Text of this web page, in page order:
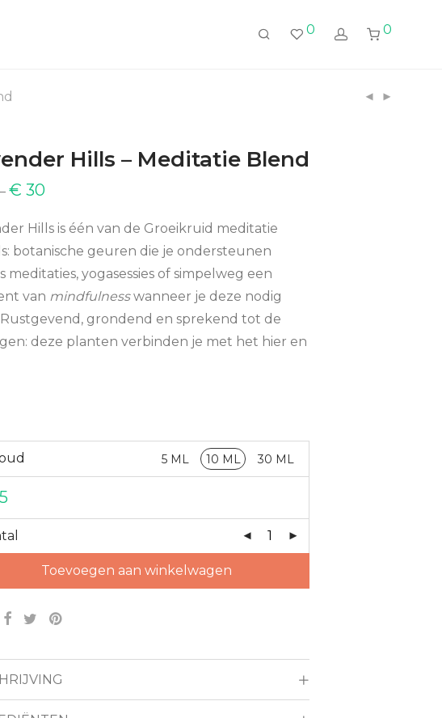
0 0
Hills – Meditatie Blend
– € 30
Hills is één van de Groeikruid meditatie
botanische geuren die je ondersteunen
meditaties, yogasessies of simpelweg een
van mindfulnesswanneer je deze nodig
grondend en sprekend tot de
deze planten verbinden je met het hier en
5 ML 10 ML 30 ML
Toevoegen aan winkelwagen